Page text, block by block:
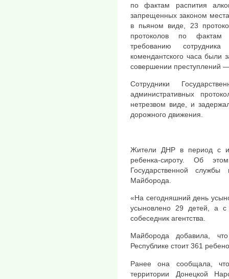
по фактам распития
запрещенных законом
в пьяном виде, 23
протоколов по фактам
требованию
комендантского часа были
совершении преступлений
Сотрудники
административных
нетрезвом виде, и
дорожного движения.
Жители ДНР в период с
ребенка-сироту. Об
Государственной
Майборода.
«На сегодняшний день
усыновлено 29 детей, а
собеседник агентства.
Майборода добавила,
Республике стоит 361
Ранее она сообщала,
территории Донецкой